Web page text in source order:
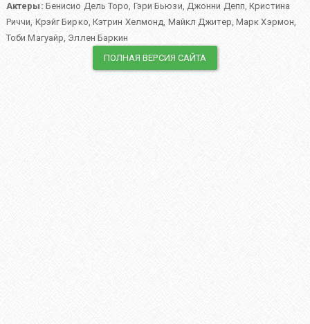
Актеры: Бенисио Дель Торо, Гэри Бьюзи, Джонни Депп,Кристина
Риччи, Крэйг Бирко, Кэтрин Хелмонд, Майкл Джитер, Марк Хэрмон,
Тоби Магуайр, Эллен Баркин
ПОЛНАЯ ВЕРСИЯ САЙТА